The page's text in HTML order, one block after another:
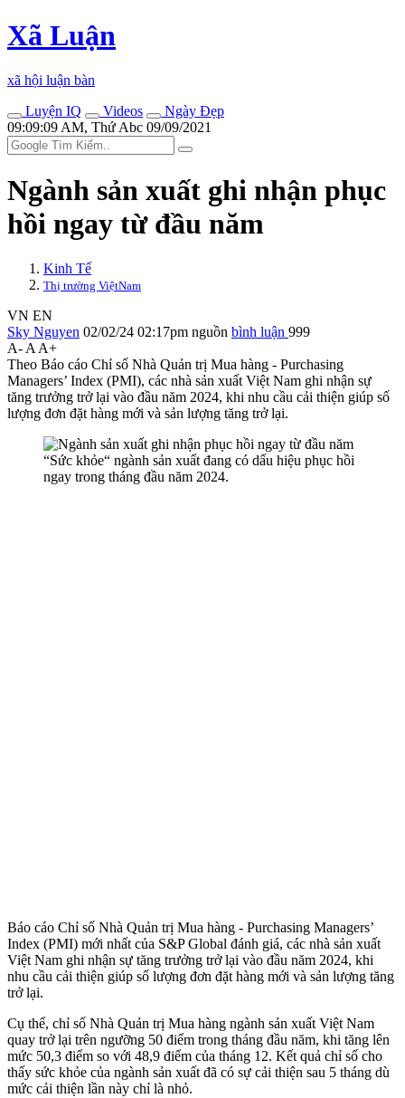
Xã Luận
xã hội luận bàn
Luyện IQ
Videos
Ngày Đẹp
09:09:09 AM, Thứ Abc 09/09/2021
Ngành sản xuất ghi nhận phục
hồi ngay từ đầu năm
Kinh Tế
Thị trường ViệtNam
VN EN
Sky Nguyen 02/02/24 02:17pm nguồn bình luận 999
A- A A+
Theo Báo cáo Chỉ số Nhà Quản trị Mua hàng - Purchasing
Managers’ Index (PMI), các nhà sản xuất Việt Nam ghi nhận sự
tăng trưởng trở lại vào đầu năm 2024, khi nhu cầu cải thiện giúp số
lượng đơn đặt hàng mới và sản lượng tăng trở lại.
“Sức khỏe“ ngành sản xuất đang có dấu hiệu phục hồi
ngay trong tháng đầu năm 2024.
Báo cáo Chỉ số Nhà Quản trị Mua hàng - Purchasing Managers’
Index (PMI) mới nhất của S&P Global đánh giá, các nhà sản xuất
Việt Nam ghi nhận sự tăng trưởng trở lại vào đầu năm 2024, khi
nhu cầu cải thiện giúp số lượng đơn đặt hàng mới và sản lượng tăng
trở lại.
Cụ thể, chỉ số Nhà Quản trị Mua hàng ngành sản xuất Việt Nam
quay trở lại trên ngưỡng 50 điểm trong tháng đầu năm, khi tăng lên
mức 50,3 điểm so với 48,9 điểm của tháng 12. Kết quả chỉ số cho
thấy sức khỏe của ngành sản xuất đã có sự cải thiện sau 5 tháng dù
mức cải thiện lần này chỉ là nhỏ.